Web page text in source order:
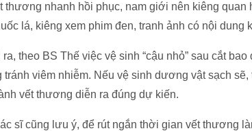
thương nhanh hồi phục, nam giới nên kiêng quan
lá, kiêng xem phim đen, tranh ảnh có nội dung
ra, theo BS Thế việc vệ sinh “cậu nhỏ” sau cắt
tránh viêm nhiễm. Nếu vệ sinh dương vật sạch
vết thương diễn ra đúng dự kiến.
sĩ cũng lưu ý, để rút ngắn thời gian vết thương